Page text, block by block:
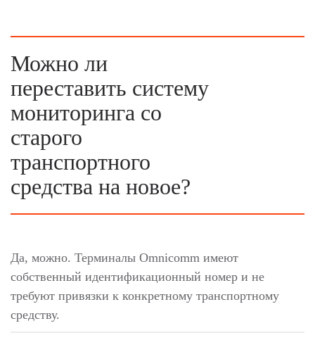
Можно ли
переставить систему
мониторинга со
старого
транспортного
средства на новое?
Да, можно. Терминалы Omnicomm имеют
собственный идентификационный номер и не
требуют привязки к конкретному транспортному
средству.